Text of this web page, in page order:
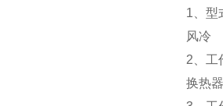
1、型
风冷
2、工
换热